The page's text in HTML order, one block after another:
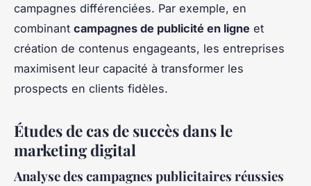
campagnes différenciées. Par exemple, en
combinant campagnes de publicité en ligne et
création de contenus engageants, les entreprises
maximisent leur capacité à transformer les
prospects en clients fidèles.
Études de cas de succès dans le
marketing digital
Analyse des campagnes publicitaires réussies